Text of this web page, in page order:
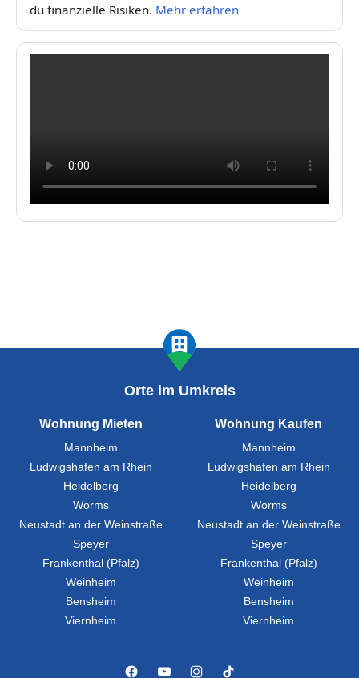
du finanzielle Risiken. Mehr erfahren
Orte im Umkreis
Wohnung Mieten
Mannheim
Ludwigshafen am Rhein
Heidelberg
Worms
Neustadt an der Weinstraße
Speyer
Frankenthal (Pfalz)
Weinheim
Bensheim
Viernheim
Wohnung Kaufen
Mannheim
Ludwigshafen am Rhein
Heidelberg
Worms
Neustadt an der Weinstraße
Speyer
Frankenthal (Pfalz)
Weinheim
Bensheim
Viernheim